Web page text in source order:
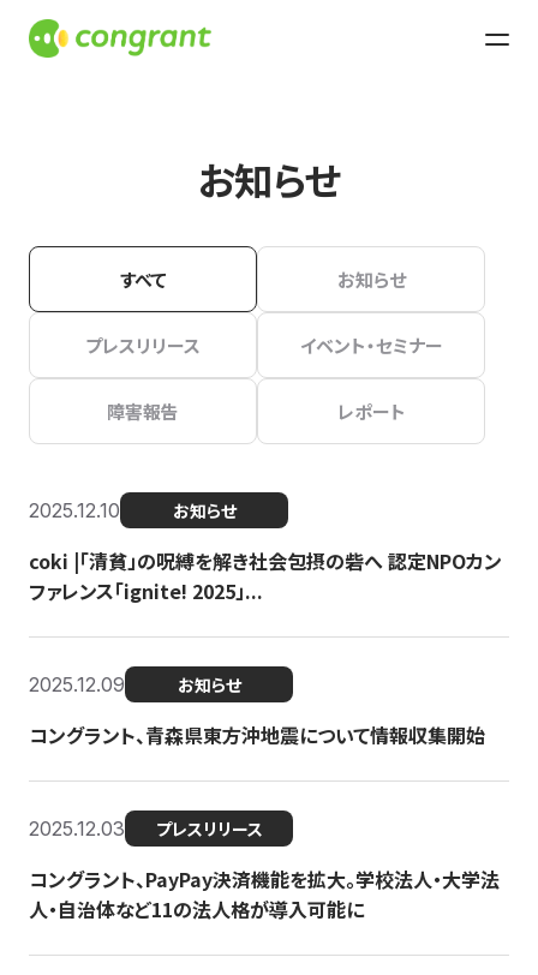
お知らせ
すべて お知らせ
プレスリリース イベント・セミナー
障害報告 レポート
2025.12.10 お知らせ
coki |「清貧」の呪縛を解き社会包摂の砦へ 認定NPOカン
ファレンス「ignite! 2025」...
2025.12.09 お知らせ
コングラント、青森県東方沖地震について情報収集開始
2025.12.03 プレスリリース
コングラント、PayPay決済機能を拡大。学校法人・大学法
人・自治体など11の法人格が導入可能に